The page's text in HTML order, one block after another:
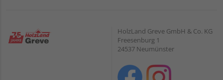
HolzLand Greve GmbH & Co. KG
Freesenburg 1
24537 Neumünster